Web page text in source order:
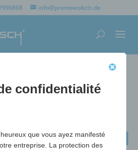
info@promowolsch.de
2 Love
confidentialité
que vous ayez manifesté
entreprise. La protection des